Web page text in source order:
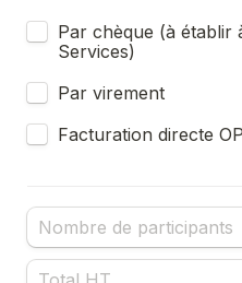
Untitled checkboxes field
Par chèque (à
Services)
Untitled checkboxes field
Par virement
Facturation directe